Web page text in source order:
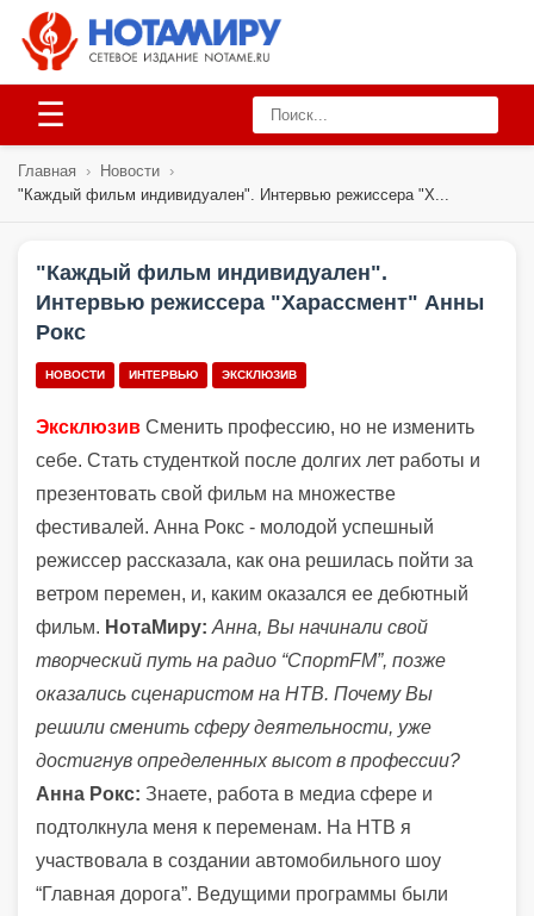
☰
Главная › Новости ›
"Каждый фильм индивидуален". Интервью режиссера "Х...
"Каждый фильм индивидуален".
Интервью режиссера "Харассмент" Анны
Рокс
НОВОСТИ ИНТЕРВЬЮ ЭКСКЛЮЗИВ
Эксклюзив Сменить профессию, но не изменить
себе. Стать студенткой после долгих лет работы и
презентовать свой фильм на множестве
фестивалей. Анна Рокс - молодой успешный
режиссер рассказала, как она решилась пойти за
ветром перемен, и, каким оказался ее дебютный
фильм. НотаМиру: Анна, Вы начинали свой
творческий путь на радио “СпортFM”, позже
оказались сценаристом на НТВ. Почему Вы
решили сменить сферу деятельности, уже
достигнув определенных высот в профессии?
Анна Рокс: Знаете, работа в медиа сфере и
подтолкнула меня к переменам. На НТВ я
участвовала в создании автомобильного шоу
“Главная дорога”. Ведущими программы были